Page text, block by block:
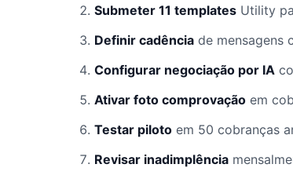
Submeter 11 templates Utility
Definir cadência de mensagens
Configurar negociação por IA
Ativar foto comprovação em
Testar piloto em 50 cobranças
Revisar inadimplência